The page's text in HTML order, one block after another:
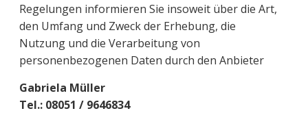
Regelungen informieren Sie insoweit über die Art,
den Umfang und Zweck der Erhebung, die
Nutzung und die Verarbeitung von
personenbezogenen Daten durch den Anbieter
Gabriela Müller
Tel.: 08051 / 9646834